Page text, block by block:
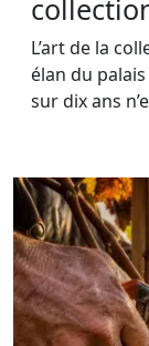
L’art de la
élan du
sur dix ans